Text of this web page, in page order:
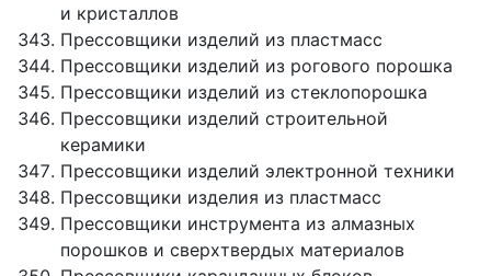
и кристаллов
Прессовщики изделий из пластмасс
Прессовщики изделий из рогового порошка
Прессовщики изделий из стеклопорошка
Прессовщики изделий строительной
керамики
Прессовщики изделий электронной техники
Прессовщики изделия из пластмасс
Прессовщики инструмента из алмазных
порошков и сверхтвердых материалов